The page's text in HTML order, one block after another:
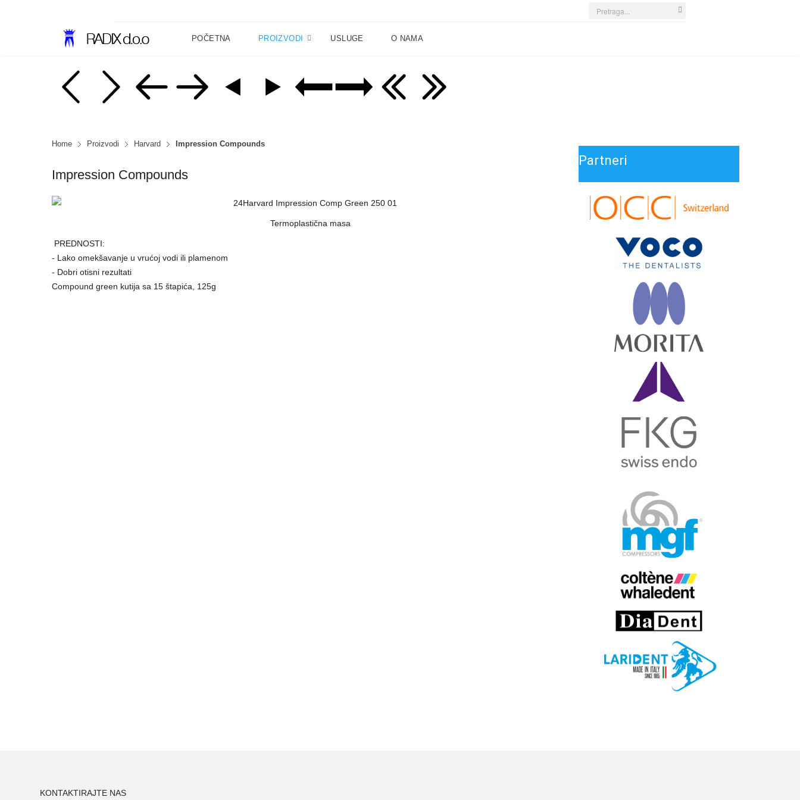
Search
POČETNA
PROIZVODI USLUGE O NAMA
Home Proizvodi Harvard Impression Compounds
Impression Compounds
Termoplastična masa
PREDNOSTI:
- Lako omekšavanje u vrućoj vodi ili plamenom
- Dobri otisni rezultati
Compound green kutija sa 15 štapića, 125g
Partneri
KONTAKTIRAJTE NAS